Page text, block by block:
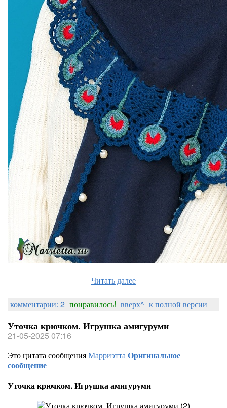
Читать далее
комментарии: 2 понравилось! вверх^ к полной версии
Уточка крючком. Игрушка амигуруми
21-05-2025 07:16
Это цитата сообщенияМарриэттаОригинальное
сообщение
Уточка крючком. Игрушка амигуруми